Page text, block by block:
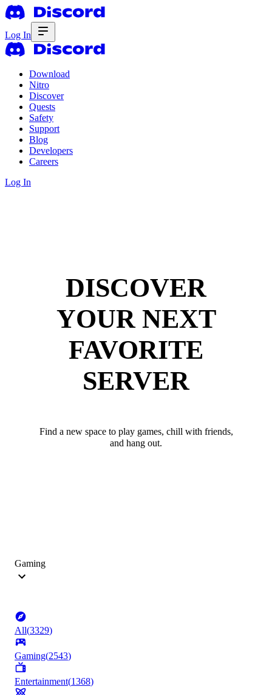
Log In
Download
Nitro
Discover
Quests
Safety
Support
Blog
Developers
Careers
Log In
DISCOVER
YOUR NEXT
FAVORITE
SERVER
Find a new space to play games, chill with friends,
and hang out.
Gaming
All(3329)
Gaming(2543)
Entertainment(1368)